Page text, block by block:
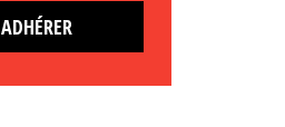
ADHÉRER